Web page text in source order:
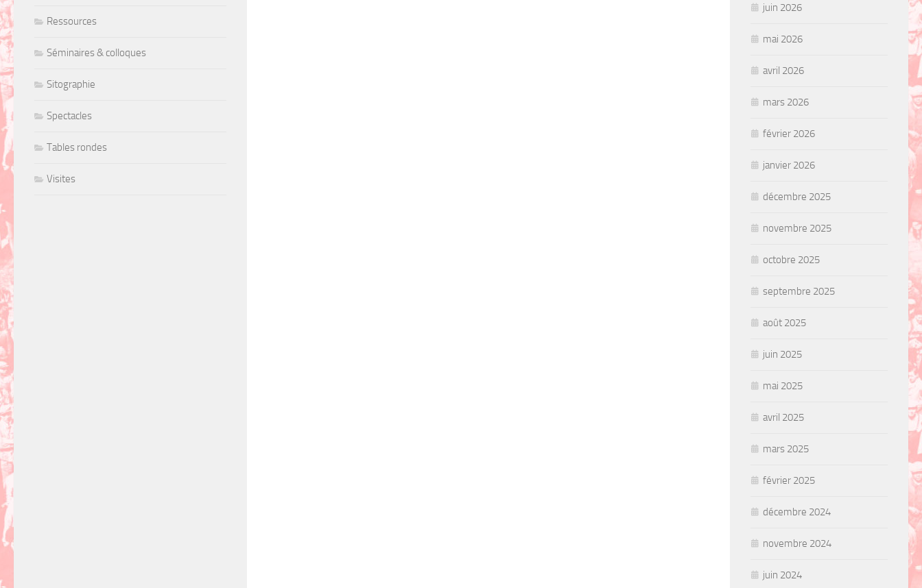
Ressources
Séminaires & colloques
Sitographie
Spectacles
Tables rondes
Visites
juin 2026
mai 2026
avril 2026
mars 2026
février 2026
janvier 2026
décembre 2025
novembre 2025
octobre 2025
septembre 2025
août 2025
juin 2025
mai 2025
avril 2025
mars 2025
février 2025
décembre 2024
novembre 2024
juin 2024